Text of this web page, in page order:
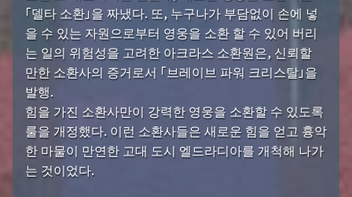
「델타 소환」을 짜냈다. 또, 누구나가 부담없이 손에 넣
을 수 있는 자원으로부터 영웅을 소환 할 수 있어 버리
는 일의 위험성을 고려한 아크라스 소환원은, 신뢰할
만한 소환사의 증거로서 「브레이브 파워 크리스탈」을
발행.
힘을 가진 소환사만이 강력한 영웅을 소환할 수 있도록
룰을 개정했다. 이런 소환사들은 새로운 힘을 얻고 흉악
한 마물이 만연한 고대 도시 엘드라디아를 개척해 나가
는 것이었다.